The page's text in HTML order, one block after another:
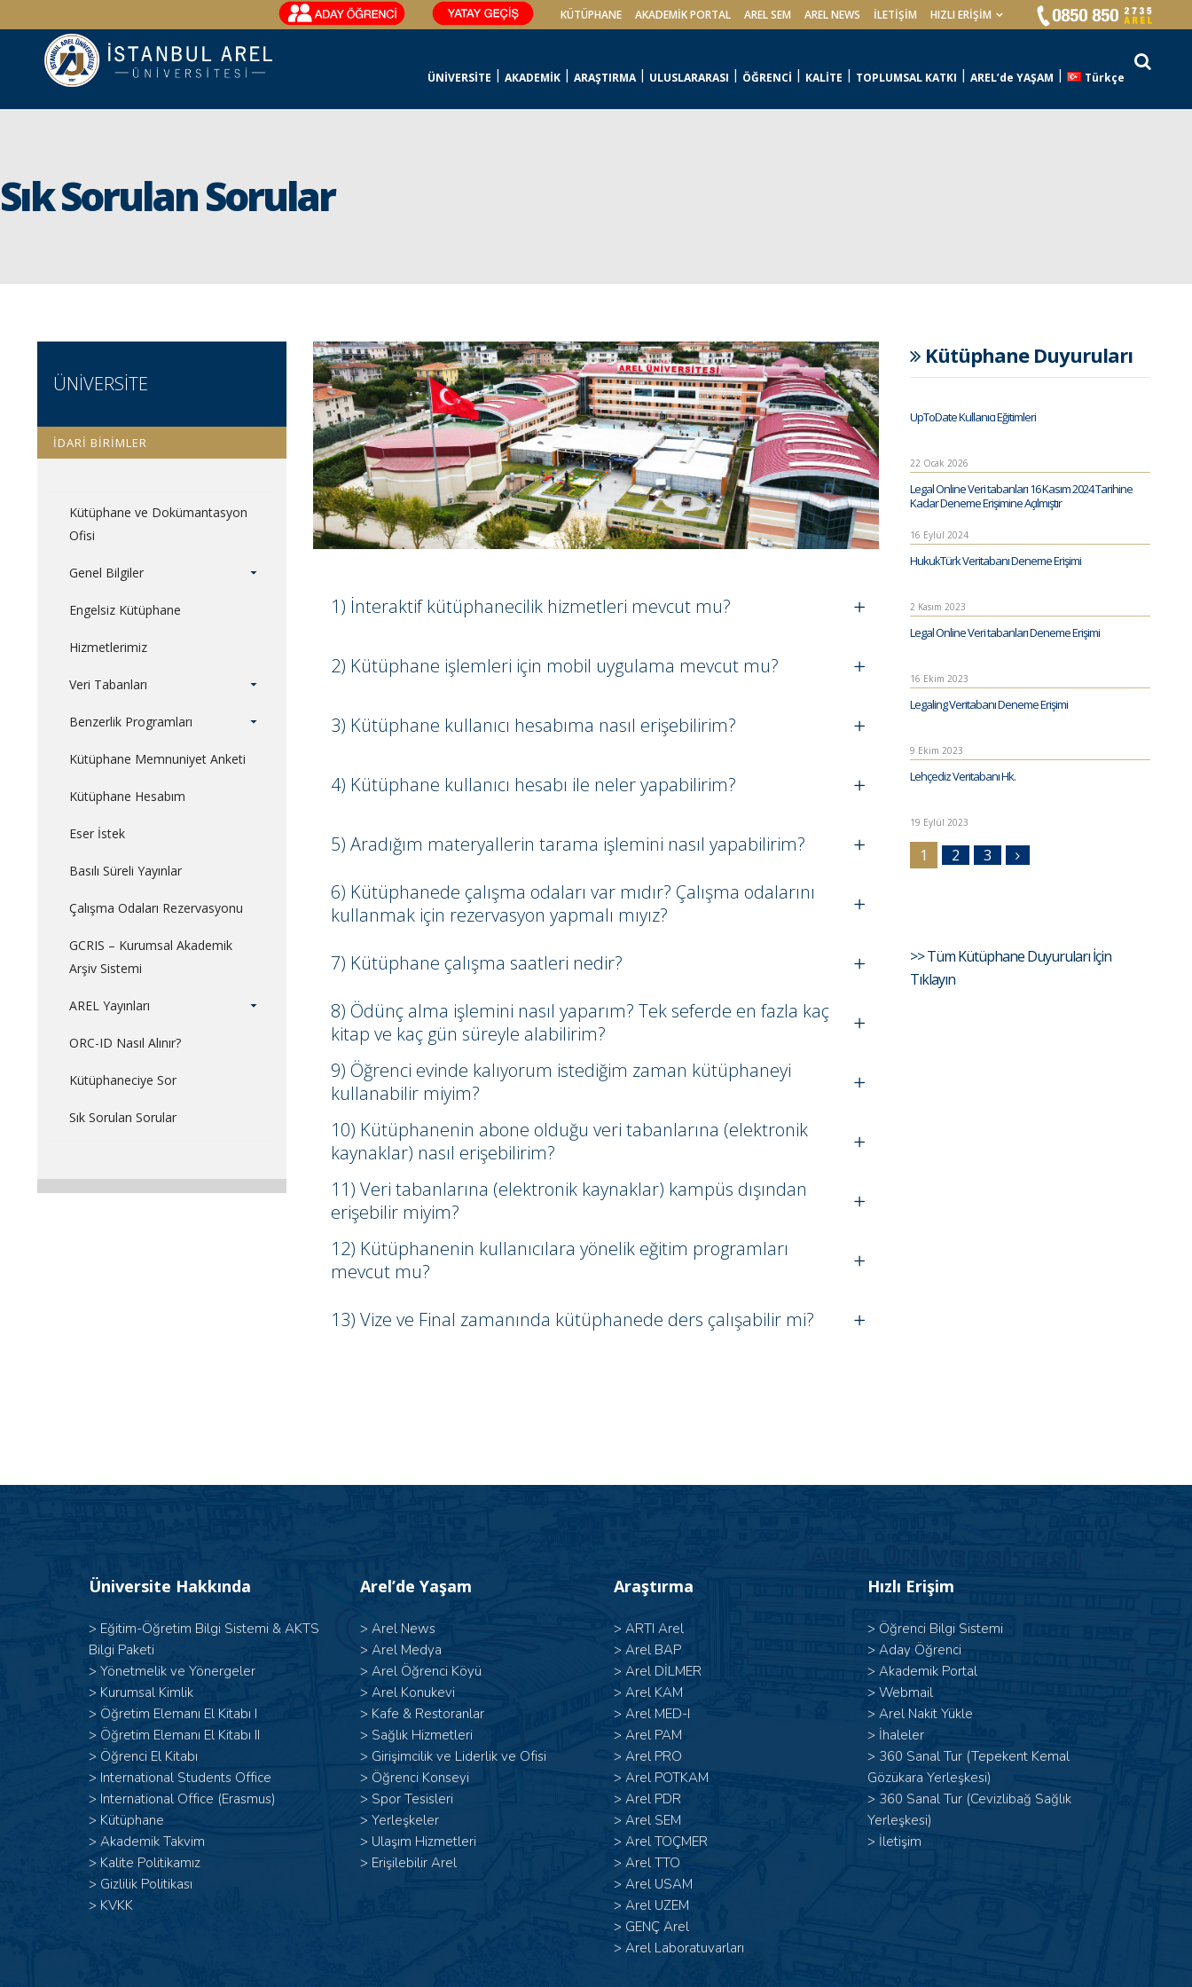
KÜTÜPHANE AKADEMİK PORTAL AREL SEM AREL NEWS İLETIŞIM HIZLI ERİŞİM
ÜNİVERSİTE AKADEMİK ARAŞTIRMA ULUSLARARASI ÖĞRENCİ KALİTE TOPLUMSAL KATKI AREL’de YAŞAM Türkçe
Sık Sorulan Sorular
ÜNİVERSİTE
İDARİ BİRİMLER
Kütüphane ve Dokümantasyon
Ofisi
Genel Bilgiler
Engelsiz Kütüphane
Hizmetlerimiz
Veri Tabanları
Benzerlik Programları
Kütüphane Memnuniyet Anketi
Kütüphane Hesabım
Eser İstek
Basılı Süreli Yayınlar
Çalışma Odaları Rezervasyonu
GCRIS – Kurumsal Akademik
Arşiv Sistemi
AREL Yayınları
ORC-ID Nasıl Alınır?
Kütüphaneciye Sor
Sık Sorulan Sorular
1) İnteraktif kütüphanecilik hizmetleri mevcut mu?
2) Kütüphane işlemleri için mobil uygulama mevcut mu?
3) Kütüphane kullanıcı hesabıma nasıl erişebilirim?
4) Kütüphane kullanıcı hesabı ile neler yapabilirim?
5) Aradığım materyallerin tarama işlemini nasıl yapabilirim?
6) Kütüphanede çalışma odaları var mıdır? Çalışma odalarını
kullanmak için rezervasyon yapmalı mıyız?
7) Kütüphane çalışma saatleri nedir?
8) Ödünç alma işlemini nasıl yaparım? Tek seferde en fazla kaç
kitap ve kaç gün süreyle alabilirim?
9) Öğrenci evinde kalıyorum istediğim zaman kütüphaneyi
kullanabilir miyim?
10) Kütüphanenin abone olduğu veri tabanlarına (elektronik
kaynaklar) nasıl erişebilirim?
11) Veri tabanlarına (elektronik kaynaklar) kampüs dışından
erişebilir miyim?
12) Kütüphanenin kullanıcılara yönelik eğitim programları
mevcut mu?
13) Vize ve Final zamanında kütüphanede ders çalışabilir mi?
Kütüphane Duyuruları
UpToDate Kullanıcı Eğitimleri
22 Ocak 2026
Legal Online Veri tabanları 16 Kasım 2024 Tarihine
Kadar Deneme Erişimine Açılmıştır
16 Eylül 2024
HukukTürk Veritabanı Deneme Erişimi
2 Kasım 2023
Legal Online Veri tabanları Deneme Erişimi
16 Ekim 2023
Legaling Veritabanı Deneme Erişimi
9 Ekim 2023
Lehçediz Veritabanı Hk.
19 Eylül 2023
1 2 3
>> Tüm Kütüphane Duyuruları İçin
Tıklayın
Üniversite Hakkında
> Eğitim-Öğretim Bilgi Sistemi & AKTS
Bilgi Paketi
> Yönetmelik ve Yönergeler
> Kurumsal Kimlik
> Öğretim Elemanı El Kitabı I
> Öğretim Elemanı El Kitabı II
> Öğrenci El Kitabı
> International Students Office
> International Office (Erasmus)
> Kütüphane
> Akademik Takvim
> Kalite Politikamız
> Gizlilik Politikası
> KVKK
Arel’de Yaşam
> Arel News
> Arel Medya
> Arel Öğrenci Köyü
> Arel Konukevi
> Kafe & Restoranlar
> Sağlık Hizmetleri
> Girişimcilik ve Liderlik ve Ofisi
> Öğrenci Konseyi
> Spor Tesisleri
> Yerleşkeler
> Ulaşım Hizmetleri
> Erişilebilir Arel
Araştırma
> ARTI Arel
> Arel BAP
> Arel DİLMER
> Arel KAM
> Arel MED-I
> Arel PAM
> Arel PRO
> Arel POTKAM
> Arel PDR
> Arel SEM
> Arel TOÇMER
> Arel TTO
> Arel USAM
> Arel UZEM
> GENÇ Arel
> Arel Laboratuvarları
Hızlı Erişim
> Öğrenci Bilgi Sistemi
> Aday Öğrenci
> Akademik Portal
> Webmail
> Arel Nakit Yükle
> İhaleler
> 360 Sanal Tur (Tepekent Kemal
Gözükara Yerleşkesi)
> 360 Sanal Tur (Cevizlibağ Sağlık
Yerleşkesi)
> İletişim